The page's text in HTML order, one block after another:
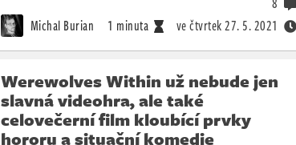
Michal Burian 1 minuta ve čtvrtek27. 5. 2021
Werewolves Within už nebude jen
slavná videohra, ale také
celovečerní film kloubící prvky
hororu a situační komedie